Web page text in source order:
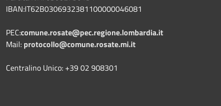
IBAN:IT62B0306932381100000046081
PEC:comune.rosate@pec.regione.lombardia.it
Mail: protocollo@comune.rosate.mi.it
Centralino Unico: +39 02 908301